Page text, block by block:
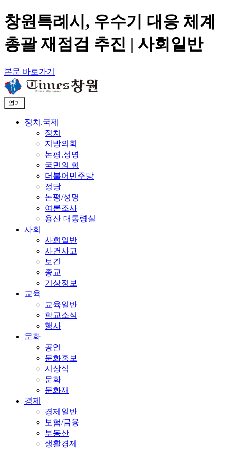
창원특례시, 우수기 대응 체계
총괄 재점검 추진 | 사회일반
본문 바로가기
열기
정치.국제
정치
지방의회
논평,성명
국민의 힘
더불어민주당
정당
논평/성명
여론조사
용산 대통령실
사회
사회일반
사건사고
보건
종교
기상정보
교육
교육일반
학교소식
행사
문화
공연
문화홍보
시상식
문화
문화재
경제
경제일반
보험/금융
부동산
생활경제